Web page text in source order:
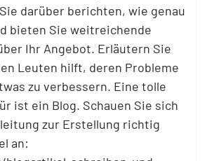
darüber berichten, wie genau
bieten Sie weitreichende
Ihr Angebot. Erläutern Sie
Leuten hilft, deren Probleme
zu verbessern. Eine tolle
ist ein Blog. Schauen Sie sich
zur Erstellung richtig
an: